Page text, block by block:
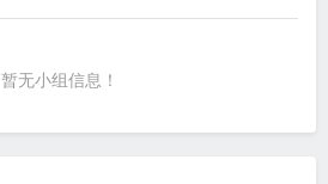
暂无小组信息！